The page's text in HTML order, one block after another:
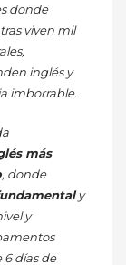
donde
viven mil
inglés y
imborrable.
más
, donde
y
y
días de